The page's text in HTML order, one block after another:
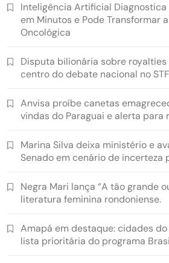
Inteligência Artificial Diagnostica
em Minutos e Pode Transformar
Oncológica
Disputa bilionária sobre
centro do debate nacional no STF
Anvisa proíbe canetas
vindas do Paraguai e alerta para
Marina Silva deixa ministério e
Senado em cenário de incerteza
Negra Mari lança “A tão grande
literatura feminina rondoniense.
Amapá em destaque: cidades
lista prioritária do programa